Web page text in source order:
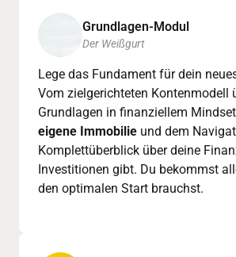
Grundlagen-Modul
Der Weißgurt
Lege das Fundament für dein
Vom zielgerichteten Kontenmodell
Grundlagen in finanziellem
eigene Immobilie und dem
Komplettüberblick über deine
Investitionen gibt. Du bekommst
den optimalen Start brauchst.